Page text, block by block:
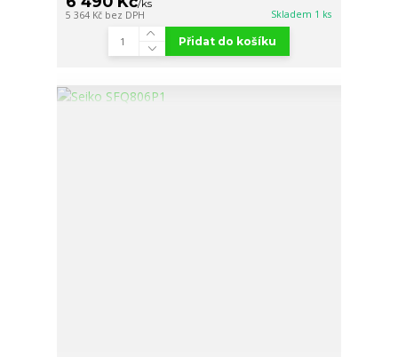
/ks
5 364 Kč bez DPH Skladem 1 ks
Přidat do košíku